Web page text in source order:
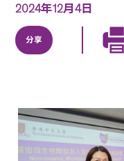
2024年12月4日
分享